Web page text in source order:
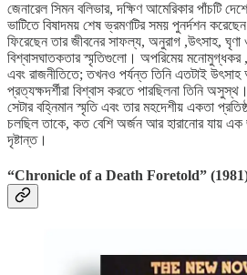
জেনারেল সিমন বলিভার, দক্ষিণ আমেরিকার পাঁচটি
ভাটিতে বিষাদময় শেষ ভ্রমণটির সময় পুনর্দশন
ফিরেছেন তার জীবনের সাফল্য, অনুরাগ ,উৎসাহ,
বিশ্বাসঘাতকতার স্মৃতিগুলো। অপরিমেয়
এবং রাজনীতিতে; তখনও পর্যন্ত তিনি এতটাই উৎসাহ
প্রত্যক্ষদর্শীরা বিশ্বাস করতে পারছিলনা তিনি
সেটার বহ্নিমান স্মৃতি এবং তার মহদেশীয় একতা
চলছিল তাকে, কত বেশি অর্জন আর হারানোর যায় এক
দৃষ্টান্ত।
“Chronicle of a Death Foretold”